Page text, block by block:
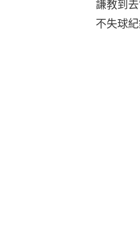
謙教到
不失球